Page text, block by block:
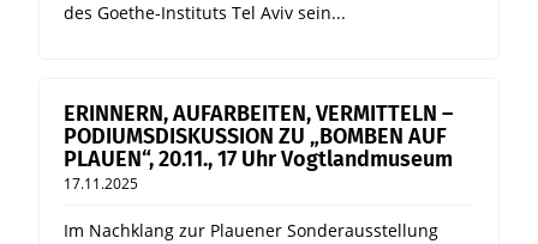
des Goethe-Instituts Tel Aviv sein...
ERINNERN, AUFARBEITEN, VERMITTELN –
PODIUMSDISKUSSION ZU „BOMBEN AUF
PLAUEN“, 20.11., 17 Uhr Vogtlandmuseum
17.11.2025
Im Nachklang zur Plauener Sonderausstellung